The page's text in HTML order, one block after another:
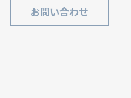
お問い合わせ